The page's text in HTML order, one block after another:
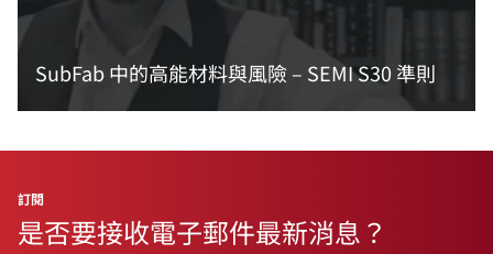
SubFab 中的高能材料與風險 – SEMI S30 準則
訂閱
是否要接收電子郵件最新消息？